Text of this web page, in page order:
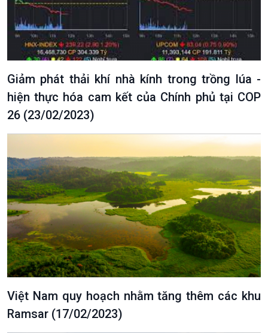
Giảm phát thải khí nhà kính trong trồng lúa -
hiện thực hóa cam kết của Chính phủ tại COP
26 (23/02/2023)
Việt Nam quy hoạch nhằm tăng thêm các khu
Ramsar (17/02/2023)